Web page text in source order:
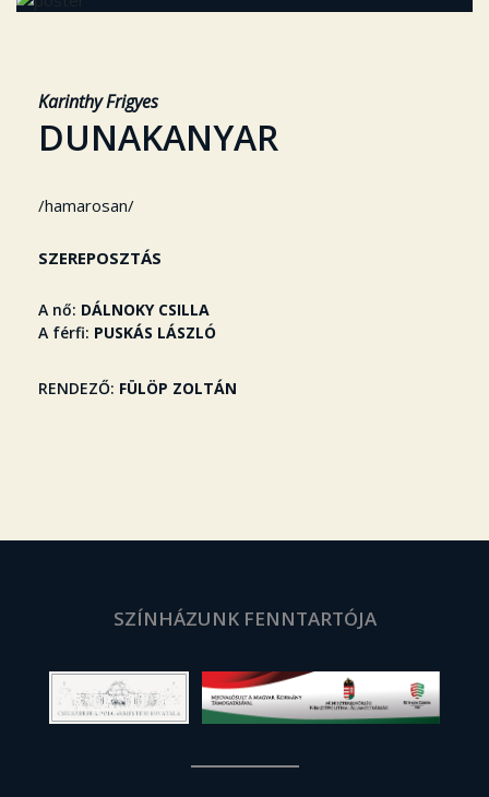
Karinthy Frigyes
DUNAKANYAR
/hamarosan/
SZEREPOSZTÁS
A nő DÁLNOKY CSILLA
A férfi PUSKÁS LÁSZLÓ
RENDEZŐ FÜLÖP ZOLTÁN
SZÍNHÁZUNK FENNTARTÓJA